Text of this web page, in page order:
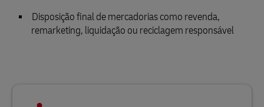
Disposição final de mercadorias como revenda,
remarketing, liquidação ou reciclagem responsável